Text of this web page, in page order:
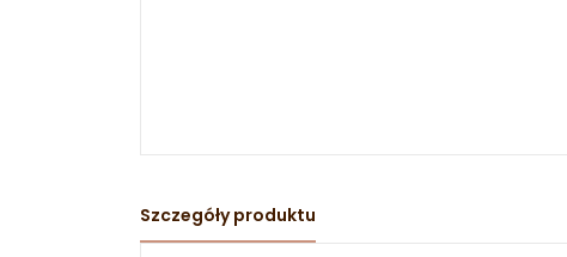
Szczegóły produktu